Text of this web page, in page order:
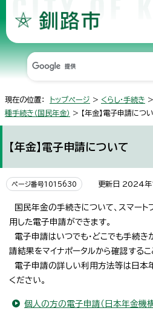
現在の位置： トップページ > くらし・手続き >
種手続き（国民年金） > 【年金】電子申請につ
【年金】電子申請について
ページ番号1015630 更新日 2024年
国民年金の手続きについて、スマート
用した電子申請ができます。
電子申請はいつでも・どこでも手続き
請結果をマイナポータルから確認するこ
電子申請の詳しい利用方法等は日本
ください。
個人の方の電子申請（日本年金機構